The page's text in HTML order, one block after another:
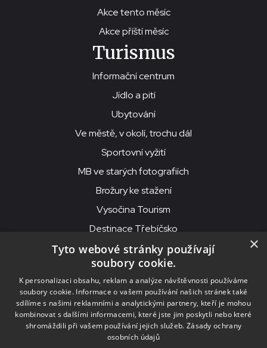
Akce tento měsíc
Akce příští měsíc
Turismus
Informační centrum
Jídlo a pití
Ubytování
Ve městě, v okolí, trochu dál
Sportovní vyžití
MB ve starých fotografiích
Brožury ke stažení
Vysočina Tourism
Destinace Třebíčsko
© 2026MKS Beseda Mor. Budějovice
MKS Beseda, příspěvková organizace, Purcnerova 62, 676 02
Moravské Budějovice
IČO: 00091758, DIČ: CZ00091758, ID datové schránky: chjn2kd
×
Tyto webové stránky používají
soubory cookie.
K personalizaci obsahu, reklam a analýze návštěvnosti používáme
soubory cookie. Informace o vašem používání našich stránek také
sdílíme s našimi reklamními a analytickými partnery, kteří je mohou
kombinovat s dalšími informacemi, které jste jim poskytli nebo které
shromáždili při vašem používání jejich služeb. Zásady ochrany
osobních údajů